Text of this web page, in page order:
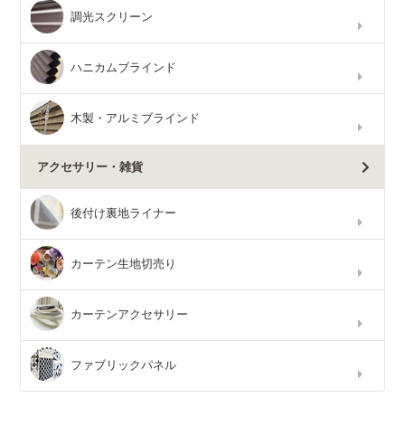
調光スクリーン
ハニカムブラインド
木製・アルミブラインド
アクセサリー・雑貨
後付け裏地ライナー
カーテン生地切売り
カーテンアクセサリー
ファブリックパネル